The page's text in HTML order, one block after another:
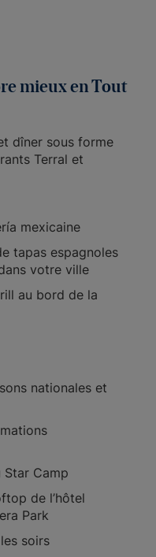
mieux en Tout
dîner sous forme
Terral et
mexicaine
tapas espagnoles
votre ville
au bord de la
nationales et
Camp
de l’hôtel
Park
soirs